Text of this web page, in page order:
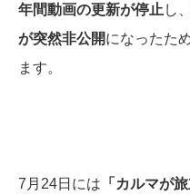
年間動画の更新が停止 し
が突然非公開になったた
ます。
7月24日には 「カルマが